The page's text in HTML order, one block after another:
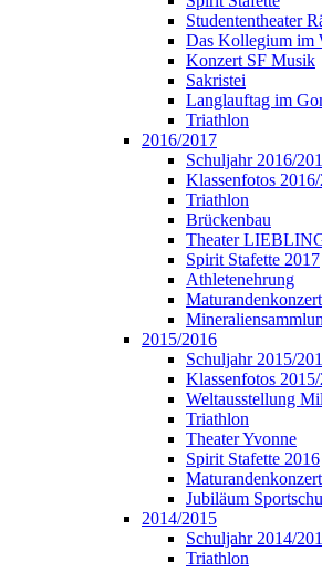
Studententheater
Das Kollegium im
Konzert SF Musik
Sakristei
Langlauftag im
Triathlon
2016/2017
Schuljahr 2016/
Klassenfotos
Triathlon
Brückenbau
Theater
Spirit Stafette 2017
Athletenehrung
Maturandenkonzert
2015/2016
Schuljahr 2015/
Klassenfotos
Weltausstellung
Triathlon
Theater Yvonne
Spirit Stafette 2016
Jubiläum
2014/2015
Schuljahr 2014/
Triathlon